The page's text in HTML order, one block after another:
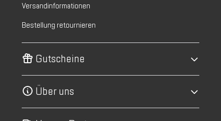
Versandinformationen
Bestellung retournieren
Gutscheine
Über uns